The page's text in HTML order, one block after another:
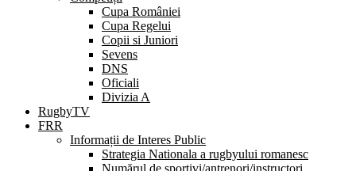
Cupa României
Cupa Regelui
Copii si Juniori
Sevens
DNS
Oficiali
Divizia A
RugbyTV
FRR
Informații de Interes Public
Strategia Nationala a rugbyului romanesc
Numărul de sportivi/antrenori/instructori